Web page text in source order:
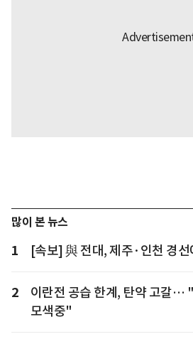
많이 본 뉴스
1 [속보] 與 전대, 제주·인천 경선
2
이란전 공습 한계, 탄약 고갈…
모색중"